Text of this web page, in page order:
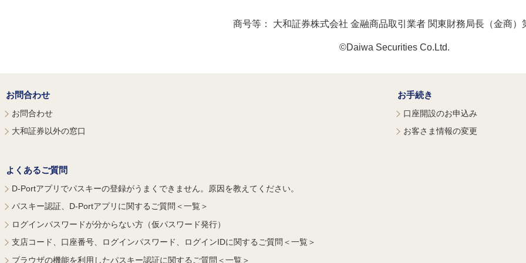
商号等： 大和証券株式会社 金融商品取引業者 関東財務局長（金商）
©Daiwa Securities Co.Ltd.
お問合わせ
お問合わせ
大和証券以外の窓口
お手続き
口座開設のお申込み
お客さま情報の変更
よくあるご質問
D-Portアプリでパスキーの登録がうまくできません。原因を教えてください。
パスキー認証、D-Portアプリに関するご質問＜一覧＞
ログインパスワードが分からない方（仮パスワード発行）
支店コード、口座番号、ログインパスワード、ログインIDに関するご質問＜一覧＞
ブラウザの機能を利用したパスキー認証に関するご質問＜一覧＞